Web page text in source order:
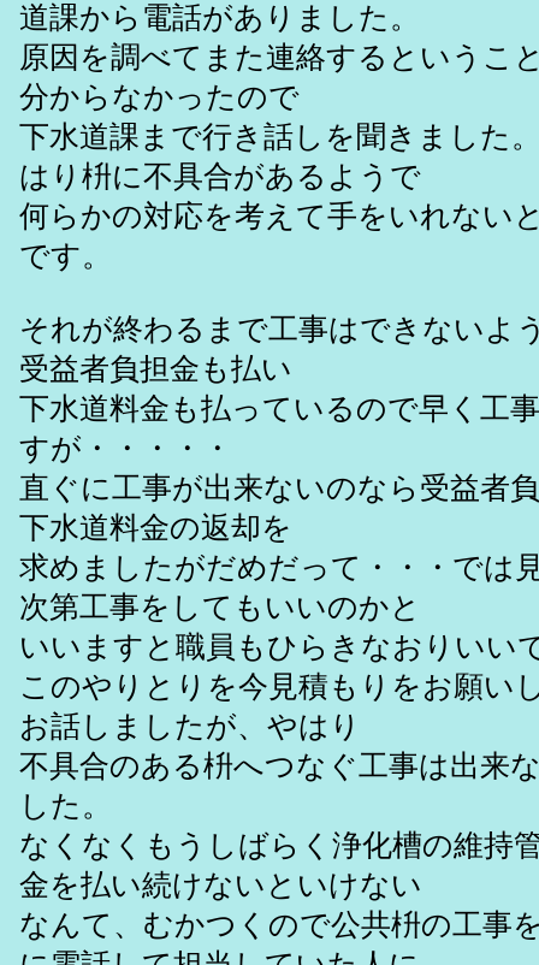
道課から電話がありました。
原因を調べてまた連絡するというこ
分からなかったので
下水道課まで行き話しを聞きました
はり枡に不具合があるようで
何らかの対応を考えて手をいれない
です。
それが終わるまで工事はできないよ
受益者負担金も払い
下水道料金も払っているので早く工
すが・・・・・
直ぐに工事が出来ないのなら受益者
下水道料金の返却を
求めましたがだめだって・・・では
次第工事をしてもいいのかと
いいますと職員もひらきなおりいい
このやりとりを今見積もりをお願い
お話しましたが、やはり
不具合のある枡へつなぐ工事は出来
した。
なくなくもうしばらく浄化槽の維持
金を払い続けないといけない
なんて、むかつくので公共枡の工事